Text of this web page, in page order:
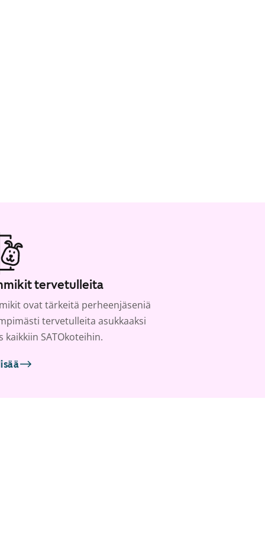
tervetulleita
ovat tärkeitä perheenjäseniä
tervetulleita asukkaaksi
kaikkiin SATOkoteihin.